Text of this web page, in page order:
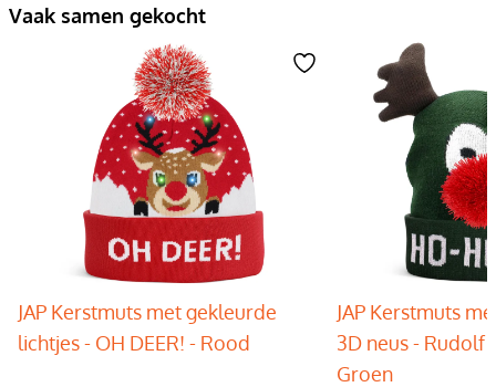
Vaak samen gekocht
JAP Kerstmuts met gekleurde
lichtjes - OH DEER! - Rood
JAP Kerstmuts
3D neus - Rudolf
Groen